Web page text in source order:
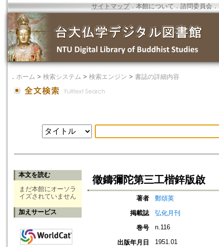
サイトマップ．本館について ． 諮問委員会 ．
． ホーム > 検索システム > 検索エンジン > 書誌の詳細内容
本文を読む
まだ本館にオーソラ
イズされていません
加えサービス
徵鑄彌陀第三工楷鋅版啟
著者
鄭頌英
掲載誌
弘化月刊
巻号
n.116
出版年月日 1951.01